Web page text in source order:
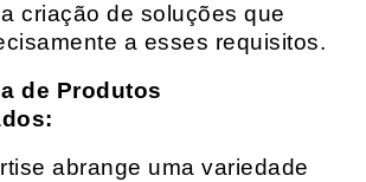
criação de soluções que
a esses requisitos.
de Produtos
abrange uma variedade